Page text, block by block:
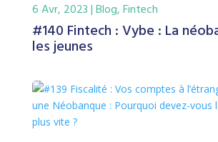
#140 Fintech : Vybe : La
les jeunes
6 Avr, 2023|Blog,Fintech